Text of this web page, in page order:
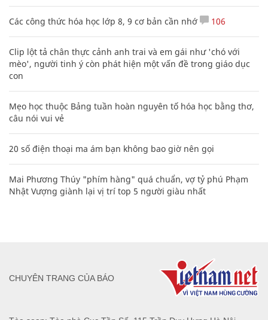
Các công thức hóa học lớp 8, 9 cơ bản cần nhớ 106
Clip lột tả chân thực cảnh anh trai và em gái như 'chó với
mèo', người tinh ý còn phát hiện một vấn đề trong giáo dục
con
Mẹo học thuộc Bảng tuần hoàn nguyên tố hóa học bằng thơ,
câu nói vui vẻ
20 số điện thoại ma ám bạn không bao giờ nên gọi
Mai Phương Thúy "phím hàng" quá chuẩn, vợ tỷ phú Phạm
Nhật Vượng giành lại vị trí top 5 người giàu nhất
CHUYÊN TRANG CỦA BÁO